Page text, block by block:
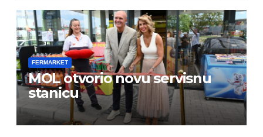
FERMARKET
MOL otvorio novu servisnu
stanicu